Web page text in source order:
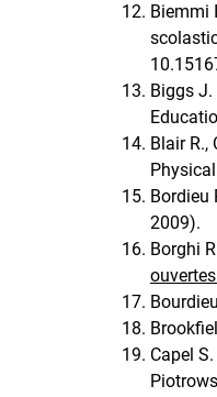
Biemmi
Biggs
Blair
Bordieu
2009).
Borghi
Capel